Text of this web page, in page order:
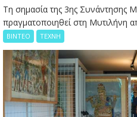
Τη σημασία της 3ης Συνάντησης
πραγματοποιηθεί στη Μυτιλήνη
ΒΙΝΤΕΟ ΤΕΧΝΗ